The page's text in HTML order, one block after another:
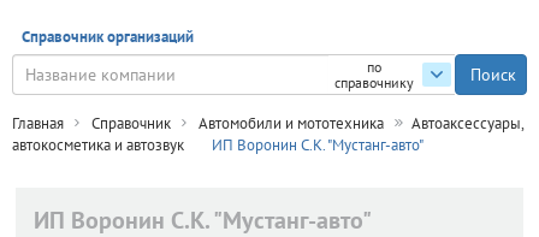
Справочник организаций
по
справочнику
Главная Справочник Автомобили и мототехника
Автоаксессуары,
автокосметика и автозвук
ИП Воронин С.К. "Мустанг-авто"
ИП Воронин С.К. "Мустанг-авто"